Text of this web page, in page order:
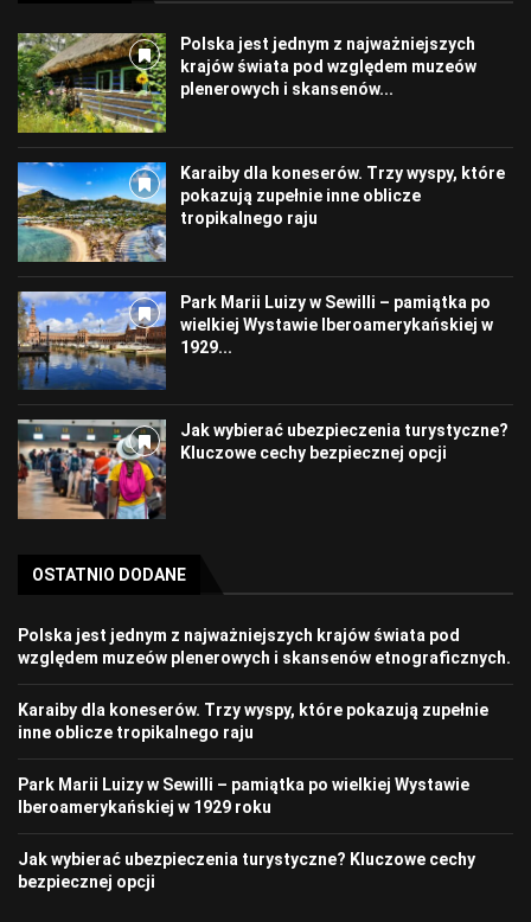
Polska jest jednym z najważniejszych
krajów świata pod względem muzeów
plenerowych i skansenów...
Karaiby dla koneserów. Trzy wyspy, które
pokazują zupełnie inne oblicze
tropikalnego raju
Park Marii Luizy w Sewilli – pamiątka po
wielkiej Wystawie Iberoamerykańskiej w
1929...
Jak wybierać ubezpieczenia turystyczne?
Kluczowe cechy bezpiecznej opcji
OSTATNIO DODANE
Polska jest jednym z najważniejszych krajów świata pod
względem muzeów plenerowych i skansenów etnograficznych.
Karaiby dla koneserów. Trzy wyspy, które pokazują zupełnie
inne oblicze tropikalnego raju
Park Marii Luizy w Sewilli – pamiątka po wielkiej Wystawie
Iberoamerykańskiej w 1929 roku
Jak wybierać ubezpieczenia turystyczne? Kluczowe cechy
bezpiecznej opcji